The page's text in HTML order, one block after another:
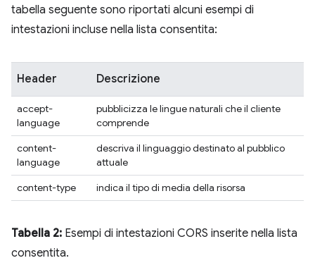
tabella seguente sono riportati alcuni esempi di
intestazioni incluse nella lista consentita:
Header Descrizione
accept-
language
pubblicizza le lingue naturali che il cliente
comprende
content-
language
descriva il linguaggio destinato al pubblico
attuale
content-type
indica il tipo di media della risorsa
Tabella 2: Esempi di intestazioni CORS inserite nella lista
consentita.